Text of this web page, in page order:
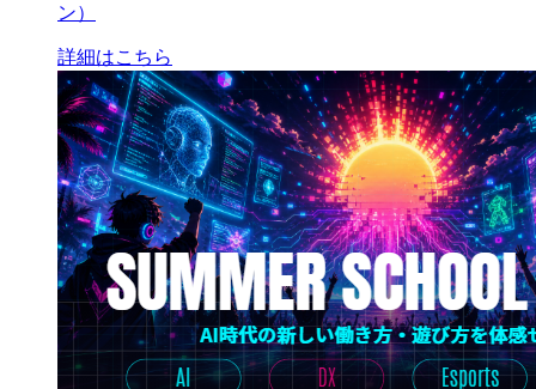
ン）
詳細はこちら